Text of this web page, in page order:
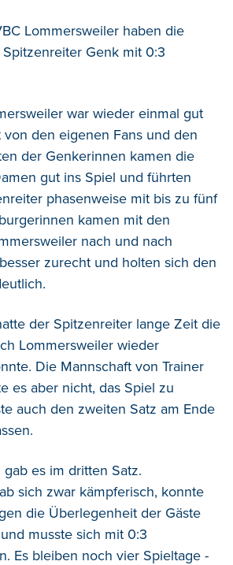
Lommersweiler haben die
Genk mit 0:3
war wieder einmal gut
von den eigenen Fans und den
der Genkerinnen kamen die
gut ins Spiel und führten
phasenweise mit bis zu fünf
kamen mit den
nach und nach
zurecht und holten sich den
der Spitzenreiter lange Zeit die
Lommersweiler wieder
Die Mannschaft von Trainer
es aber nicht, das Spiel zu
auch den zweiten Satz am Ende
es im dritten Satz.
sich zwar kämpferisch, konnte
die Überlegenheit der Gäste
musste sich mit 0:3
Es bleiben noch vier Spieltage -